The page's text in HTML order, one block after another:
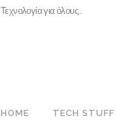
Τεχνολογία για όλους…
HOME TECH STUFF